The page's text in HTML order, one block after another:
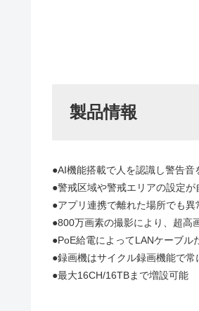
製品情報
●AI機能搭載で人を認識し警告音
●警戒区域や警戒エリアの設定が
●アプリ連携で離れた場所でも
●800万画素の撮影により、超高
●PoE給電によってLANケーブ
●録画機はサイクル録画機能で
●最大16CH/16TBまで増設可能